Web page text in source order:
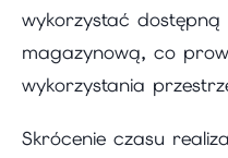
wykorzystać dostępną
magazynową, co
wykorzystania
Skrócenie czasu